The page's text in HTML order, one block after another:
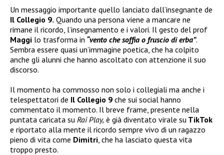
Un messaggio importante quello lanciato dall’insegnante de
Il Collegio 9. Quando una persona viene a mancare ne
rimane il ricordo, l’insegnamento e i valori. Il gesto del prof
Maggi lo trasforma in “vento che soffia o fruscio di erba”.
Sembra essere quasi un’immagine poetica, che ha colpito
anche gli alunni che hanno ascoltato con attenzione il suo
discorso.
Il momento ha commosso non solo i collegiali ma anche i
telespettatori de Il Collegio 9 che sui social hanno
commentato il momento. Il breve frame, presente nella
puntata caricata su Rai Play, è già diventato virale su TikTok
e riportato alla mente il ricordo sempre vivo di un ragazzo
pieno di vita come Dimitri , che ha lasciato questa vita
troppo presto.